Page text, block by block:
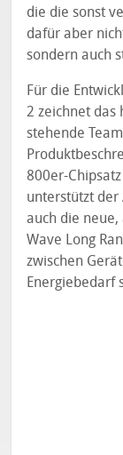
die die sonst
dafür aber
sondern auch
Für die
2 zeichnet das
stehende
800er-
unterstützt der
auch die
Wave Long
zwischen
Energiebedarf